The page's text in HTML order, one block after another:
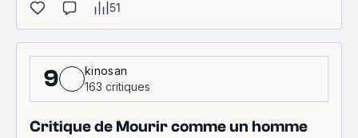
51
9
kinosan
163 critiques
Critique de Mourir comme un homme